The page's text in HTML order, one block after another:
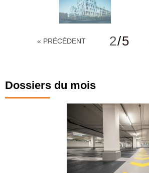
« PRÉCÉDENT 2/5
Dossiers du mois